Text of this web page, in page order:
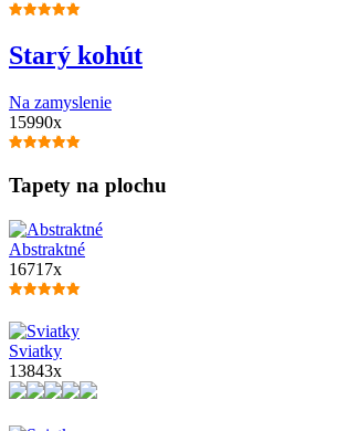
Starý kohút
Na zamyslenie
15990x
Tapety na plochu
Abstraktné
16717x
Sviatky
13843x